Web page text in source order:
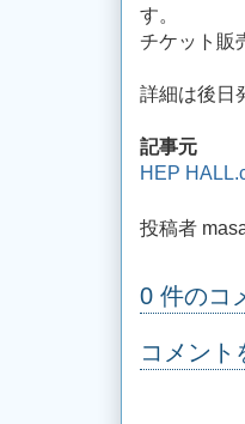
す。
チケット販
詳細は後日
記事元
HEP
投稿者
0 件のコ
コメント